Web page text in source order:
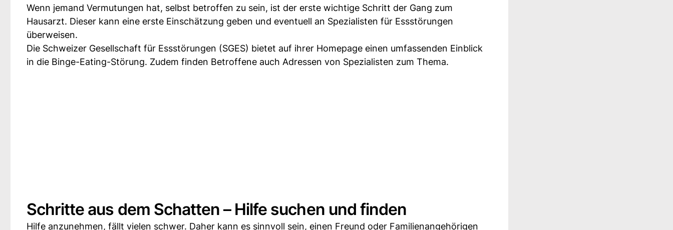
Wenn jemand Vermutungen hat, selbst betroffen zu sein, ist der erste wichtige Schritt der Gang zum
Hausarzt. Dieser kann eine erste Einschätzung geben und eventuell an Spezialisten für Essstörungen
überweisen.
Die Schweizer Gesellschaft für Essstörungen (SGES) bietet auf ihrer Homepage einen umfassenden Einblick
in die Binge-Eating-Störung. Zudem finden Betroffene auch Adressen von Spezialisten zum Thema.
Schritte aus dem Schatten – Hilfe suchen und finden
Hilfe anzunehmen, fällt vielen schwer. Daher kann es sinnvoll sein, einen Freund oder Familienangehörigen